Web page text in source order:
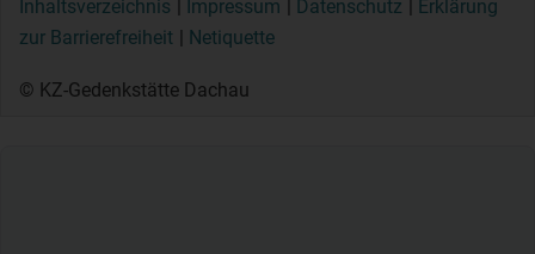
Inhaltsverzeichnis Impressum Datenschutz
Erklärung
zur Barrierefreiheit
Netiquette
© KZ-Gedenkstätte Dachau